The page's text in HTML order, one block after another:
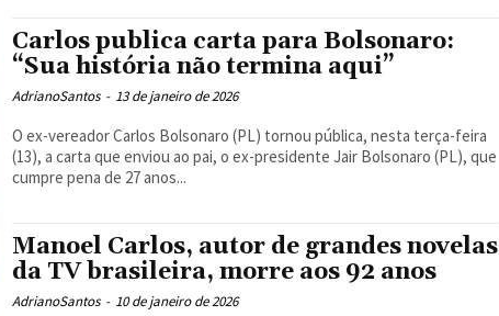
Carlos publica carta para Bolsonaro:
“Sua história não termina aqui”
AdrianoSantos - 13 de janeiro de 2026
O ex-vereador Carlos Bolsonaro (PL) tornou pública, nesta terça-feira
(13), a carta que enviou ao pai, o ex-presidente Jair Bolsonaro (PL), que
cumpre pena de 27 anos...
Manoel Carlos, autor de grandes novelas
da TV brasileira, morre aos 92 anos
AdrianoSantos - 10 de janeiro de 2026